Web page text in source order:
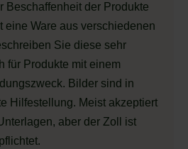
Beschaffenheit der Produkte
eine Ware aus verschiedenen
Sie diese sehr
für Produkte mit einem
Bilder sind in
Hilfestellung. Meist akzeptiert
aber der Zoll ist